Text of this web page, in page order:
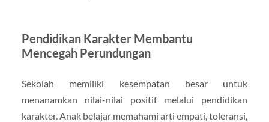
Pendidikan Karakter Membantu
Mencegah Perundungan
Sekolah memiliki kesempatan besar untuk
menanamkan nilai-nilai positif melalui pendidikan
karakter. Anak belajar memahami arti empati, toleransi,